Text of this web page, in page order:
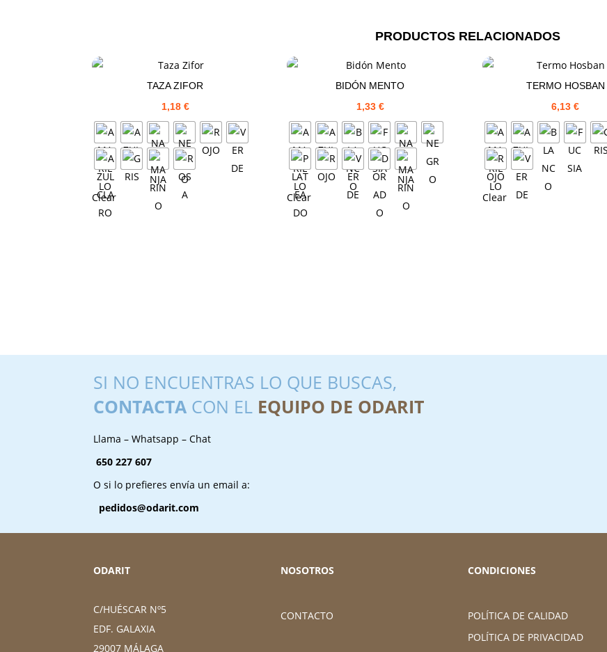
PRODUCTOS RELACIONADOS
TAZA ZIFOR
1,18 €
Clear
BIDÓN MENTO
1,33 €
Clear
TERMO HOSBAN
6,13€
Clear
SI NO ENCUENTRAS LO QUE BUSCAS,
CONTACTA CON EL EQUIPO DE ODARIT
Llama – Whatsapp – Chat
650 227 607
O si lo prefieres envía un email a:
pedidos@odarit.com
ODARIT
C/HUÉSCAR Nº5
EDF. GALAXIA
29007 MÁLAGA
NOSOTROS
CONTACTO
CONDICIONES
POLÍTICA DE CALIDAD
POLÍTICA DE PRIVACIDAD